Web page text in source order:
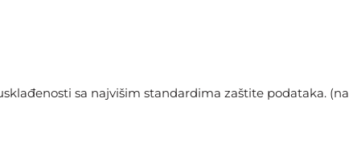
sa najvišim standardima zaštite podataka.